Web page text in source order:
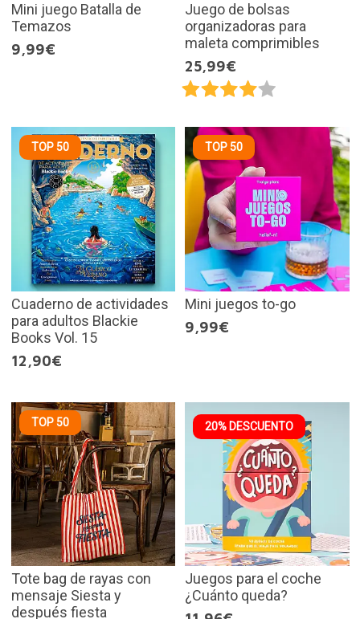
Mini juego Batalla de
Temazos
9,99€
Juego de bolsas
organizadoras para
maleta comprimibles
25,99€
TOP 50
Cuaderno de actividades
para adultos Blackie
Books Vol. 15
12,90€
TOP 50
Mini juegos to-go
9,99€
TOP 50
Tote bag de rayas con
mensaje Siesta y
después fiesta
20% DESCUENTO
Juegos para el coche
¿Cuánto queda?